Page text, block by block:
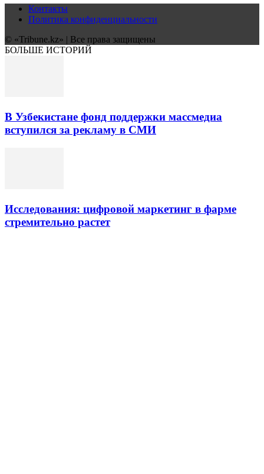
Контакты
Политика конфиденциальности
© «Tribune.kz» | Все права защищены
БОЛЬШЕ ИСТОРИЙ
В Узбекистане фонд поддержки массмедиа
вступился за рекламу в СМИ
Исследования: цифровой маркетинг в фарме
стремительно растет